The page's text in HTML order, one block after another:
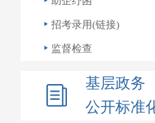
招考录用(链接)
监督检查
基层政务
公开标准